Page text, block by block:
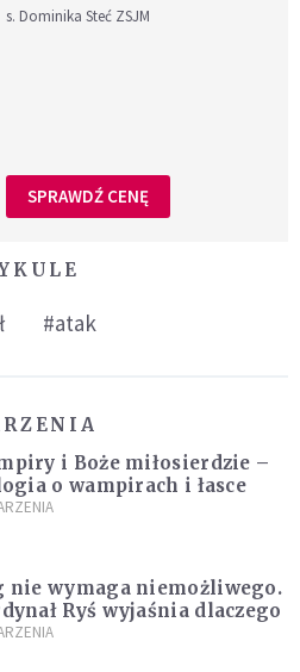
s. Dominika Steć ZSJM
SPRAWDŹ CENĘ
#atak
i Boże miłosierdzie –
o wampirach i łasce
nie wymaga niemożliwego.
Ryś wyjaśnia dlaczego